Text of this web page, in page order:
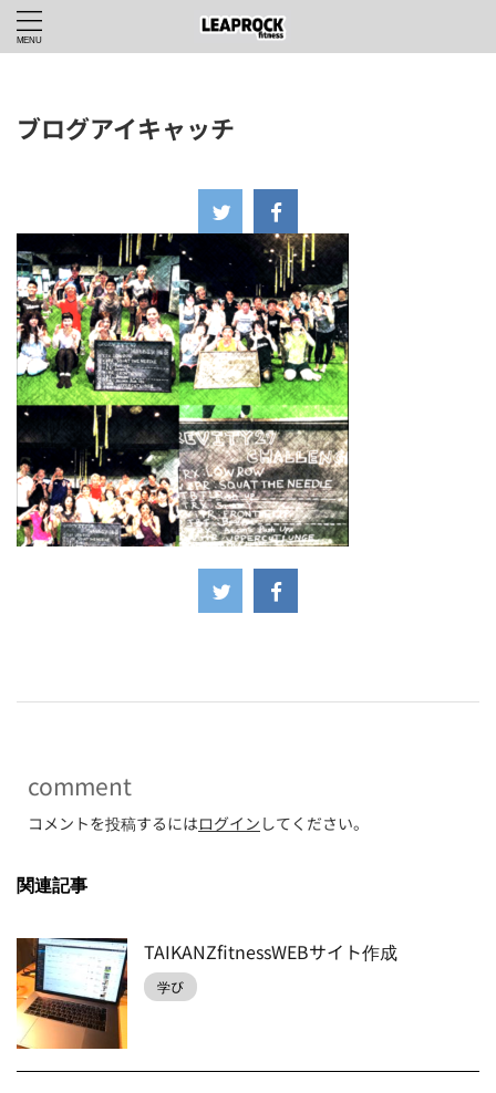
ブログアイキャッチ
comment
コメントを投稿するにはログイン してください。
関連記事
TAIKANZfitnessWEBサイト作成
学び